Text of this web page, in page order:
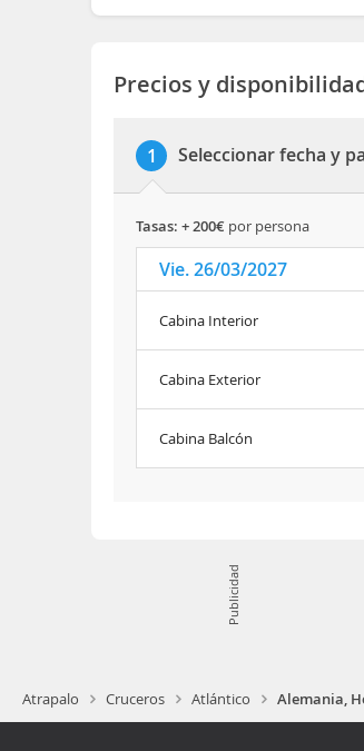
Precios y
1 Seleccionar fecha y
tasas: + 200€ por persona
Vie. 26/03/2027
Cabina Interior
Cabina Exterior
Cabina Balcón
Publicidad
Atrapalo Cruceros Atlántico Alemania,